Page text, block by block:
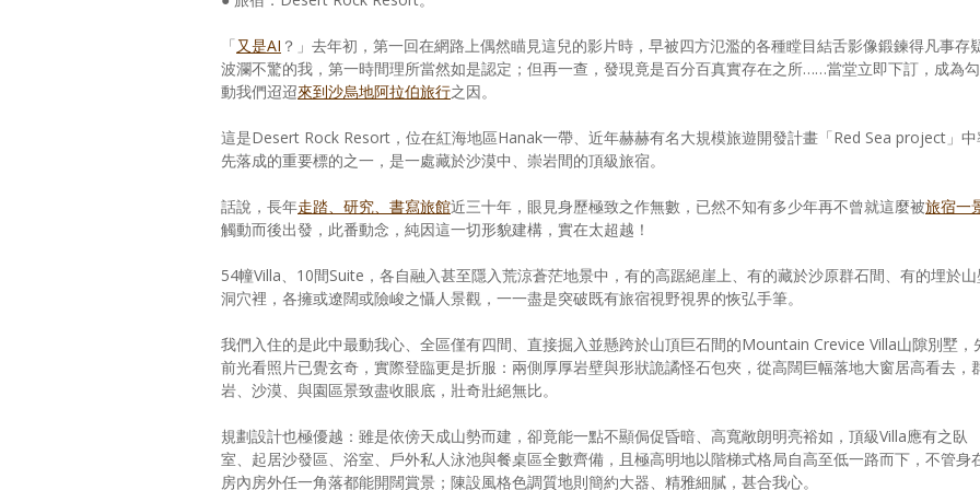
「又是AI ？」去年初，第一回在網路上偶然瞄見這兒的影片時，早被四方氾濫的各種瞠目結舌影像鍛鍊得凡事存
波瀾不驚的我，第一時間理所當然如是認定；但再一查，發現竟是百分百真實存在之所……當堂立即下訂，成為勾
動我們迢迢來到沙烏地阿拉伯旅行之因。
這是Desert Rock Resort，位在紅海地區Hanak一帶、近年赫赫有名大規模旅遊開發計畫「Red Sea project」中
先落成的重要標的之一，是一處藏於沙漠中、崇岩間的頂級旅宿。
話說，長年走踏、研究、書寫旅館近三十年，眼見身歷極致之作無數，已然不知有多少年再不曾就這麼被旅宿一
觸動而後出發，此番動念，純因這一切形貌建構，實在太超越！
54幢Villa、10間Suite，各自融入甚至隱入荒涼蒼茫地景中，有的高踞絕崖上、有的藏於沙原群石間、有的埋於
洞穴裡，各擁或遼闊或險峻之懾人景觀，一一盡是突破既有旅宿視野視界的恢弘手筆。
我們入住的是此中最動我心、全區僅有四間、直接掘入並懸跨於山頂巨石間的Mountain Crevice Villa山隙別墅，
前光看照片已覺玄奇，實際登臨更是折服：兩側厚厚岩壁與形狀詭譎怪石包夾，從高闊巨幅落地大窗居高看去，
岩、沙漠、與園區景致盡收眼底，壯奇壯絕無比。
規劃設計也極優越：雖是依傍天成山勢而建，卻竟能一點不顯侷促昏暗、高寬敞朗明亮裕如，頂級Villa應有之臥
室、起居沙發區、浴室、戶外私人泳池與餐桌區全數齊備，且極高明地以階梯式格局自高至低一路而下，不管身
房內房外任一角落都能開闊賞景；陳設風格色調質地則簡約大器、精雅細膩，甚合我心。